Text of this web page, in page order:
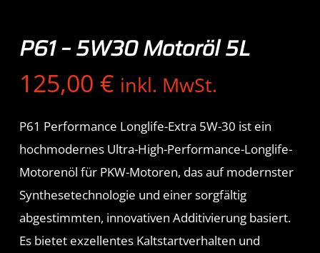
P61 – 5W30 Motoröl 5L
125,00€ inkl. MwSt.
P61 Performance Longlife-Extra 5W-30 ist ein
hochmodernes Ultra-High-Performance-Longlife-
Motorenöl für PKW-Motoren, das auf modernster
Synthesetechnologie und einer sorgfältig
abgestimmten, innovativen Additivierung basiert.
Es bietet exzellentes Kaltstartverhalten und